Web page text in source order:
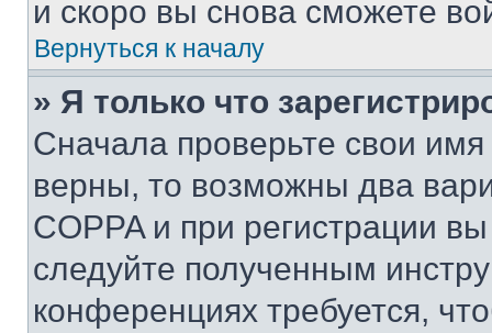
и скоро вы снова сможете
Вернуться к началу
» Я только что
Сначала проверьте свои
верны, то возможны два
COPPA и при регистрации
следуйте полученным
конференциях требуется,